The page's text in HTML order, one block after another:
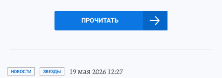
ПРОЧИТАТЬ
НОВОСТИ ЗВЕЗДЫ 19 мая 2026 12:27